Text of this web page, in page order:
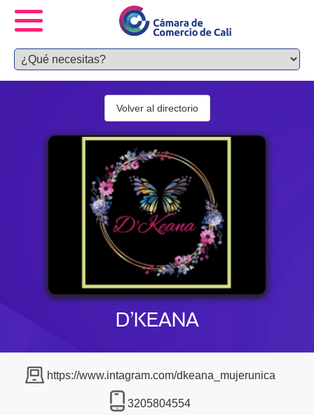
D’KEANA
Volver al directorio
https://www.intagram.com/dkeana_mujerunica
3205804554